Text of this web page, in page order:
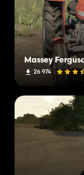
26 974